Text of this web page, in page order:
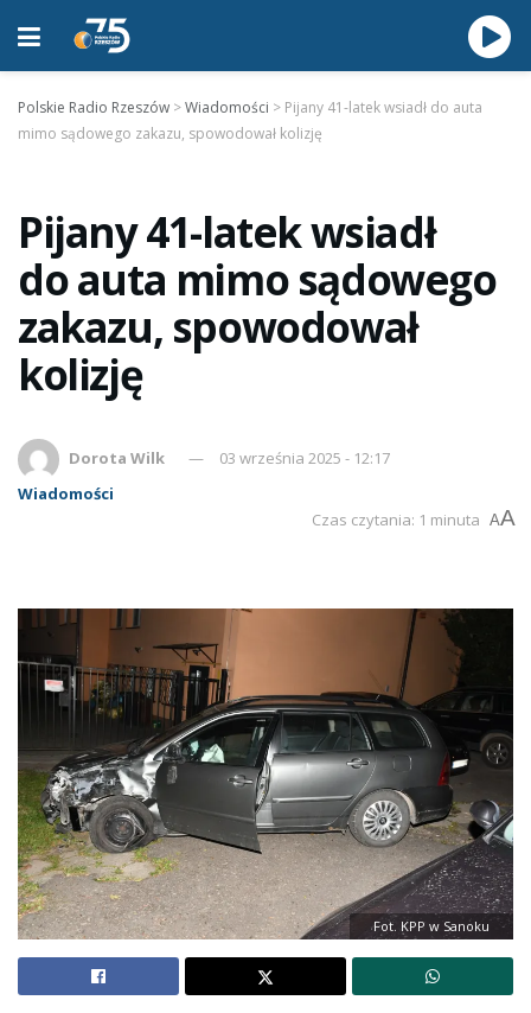
Polskie Radio Rzeszów >Wiadomości > Pijany 41-latek wsiadł do auta
mimo sądowego zakazu, spowodował kolizję
Pijany 41-latek wsiadł
do auta mimo sądowego
zakazu, spowodował
kolizję
Dorota Wilk
03 września 2025 - 12:17
Wiadomości
Czas czytania: 1 minuta AA
Fot. KPP w Sanoku